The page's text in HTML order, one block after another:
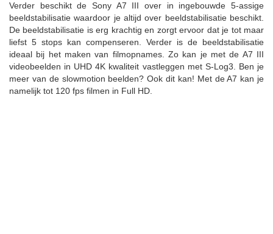
Verder beschikt de Sony A7 III over in ingebouwde 5-assige
beeldstabilisatie waardoor je altijd over beeldstabilisatie beschikt.
De beeldstabilisatie is erg krachtig en zorgt ervoor dat je tot maar
liefst 5 stops kan compenseren. Verder is de beeldstabilisatie
ideaal bij het maken van filmopnames. Zo kan je met de A7 III
videobeelden in UHD 4K kwaliteit vastleggen met S-Log3. Ben je
meer van de slowmotion beelden? Ook dit kan! Met de A7 kan je
namelijk tot 120 fps filmen in Full HD.